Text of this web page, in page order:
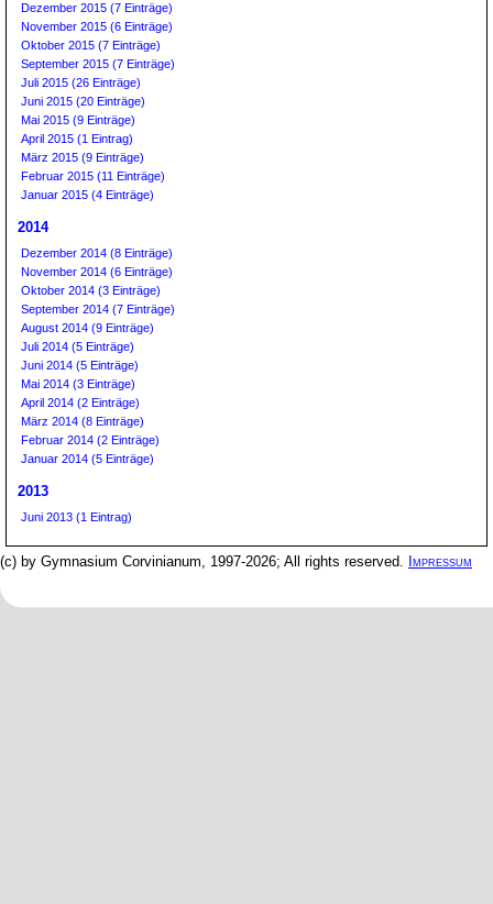
Dezember 2015 (7 Einträge)
November 2015 (6 Einträge)
Oktober 2015 (7 Einträge)
September 2015 (7 Einträge)
Juli 2015 (26 Einträge)
Juni 2015 (20 Einträge)
Mai 2015 (9 Einträge)
April 2015 (1 Eintrag)
März 2015 (9 Einträge)
Februar 2015 (11 Einträge)
Januar 2015 (4 Einträge)
2014
Dezember 2014 (8 Einträge)
November 2014 (6 Einträge)
Oktober 2014 (3 Einträge)
September 2014 (7 Einträge)
August 2014 (9 Einträge)
Juli 2014 (5 Einträge)
Juni 2014 (5 Einträge)
Mai 2014 (3 Einträge)
April 2014 (2 Einträge)
März 2014 (8 Einträge)
Februar 2014 (2 Einträge)
Januar 2014 (5 Einträge)
2013
Juni 2013 (1 Eintrag)
(c) by Gymnasium Corvinianum, 1997-2026; All rights reserved. Impressum